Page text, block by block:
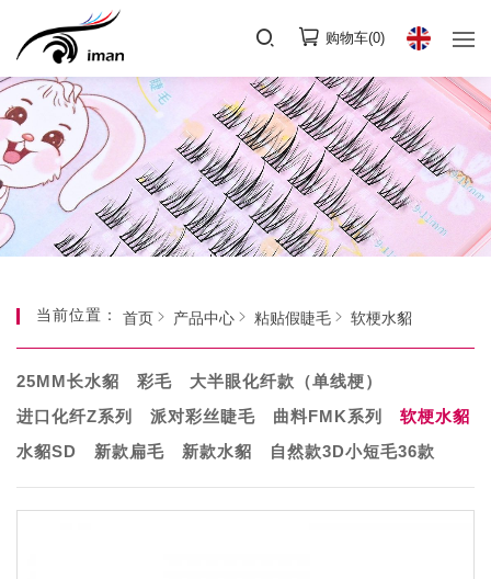
购物车(0)
当前位置： 首页 产品中心 粘贴假睫毛 软梗水貂
25MM长水貂 彩毛
大半眼化纤款（单线梗）
进口化纤Z系列
派对彩丝睫毛 曲料FMK系列
软梗水貂
水貂SD
新款扁毛 新款水貂 自然款3D小短毛36款